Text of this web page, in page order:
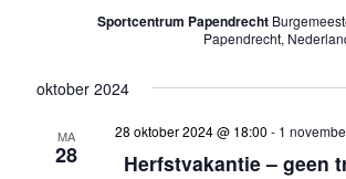
Sportcentrum Papendrecht
Papendrecht,
oktober 2024
MA
28 Herfstvakantie – geen
28 oktober 2024 @ 18:00 - 1